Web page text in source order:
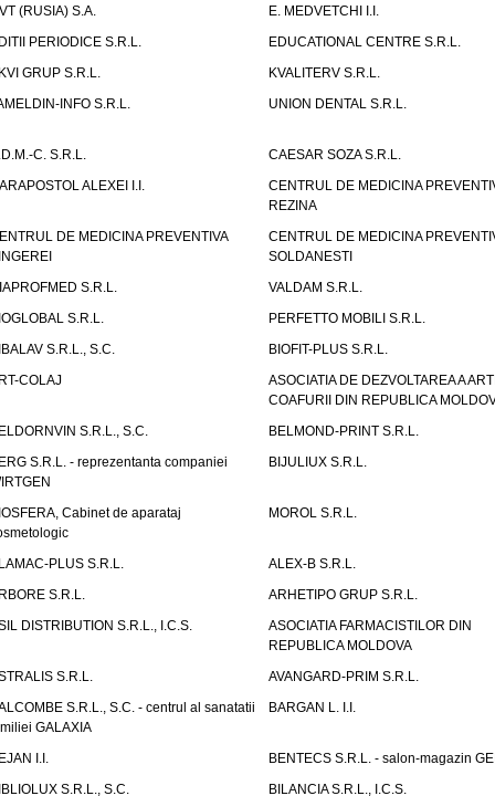
(RUSIA) S.A.
E. MEDVETCHI I.I.
PERIODICE S.R.L.
EDUCATIONAL CENTRE S.R.L.
GRUP S.R.L.
KVALITERV S.R.L.
INFO S.R.L.
UNION DENTAL S.R.L.
C. S.R.L.
CAESAR SOZA S.R.L.
ALEXEI I.I.
CENTRUL DE MEDICINA
REZINA
DE MEDICINA PREVENTIVA
CENTRUL DE MEDICINA
SOLDANESTI
S.R.L.
VALDAM S.R.L.
S.R.L.
PERFETTO MOBILI S.R.L.
S.R.L., S.C.
BIOFIT-PLUS S.R.L.
COLAJ
ASOCIATIA DE DEZVOLTAREA A
COAFURII DIN REPUBLICA
S.R.L., S.C.
BELMOND-PRINT S.R.L.
S.R.L. - reprezentanta companiei
BIJULIUX S.R.L.
Cabinet de aparataj
MOROL S.R.L.
PLUS S.R.L.
ALEX-B S.R.L.
S.R.L.
ARHETIPO GRUP S.R.L.
DISTRIBUTION S.R.L., I.C.S.
ASOCIATIA FARMACISTILOR DIN
REPUBLICA MOLDOVA
S.R.L.
AVANGARD-PRIM S.R.L.
S.R.L., S.C. - centrul al sanatatii
GALAXIA
BARGAN L. I.I.
I.I.
BENTECS S.R.L. - salon-magazin
S.R.L., S.C.
BILANCIA S.R.L., I.C.S.